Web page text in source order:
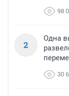
98
2
Одна
30